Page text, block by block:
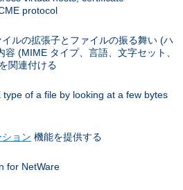
protocol
ルの拡張子とファイルの振る舞い (ハ
容 (MIME タイプ、言語、文字セット、
関連付ける
of a file by looking at a few bytes
ョン 機能を提供する
for NetWare